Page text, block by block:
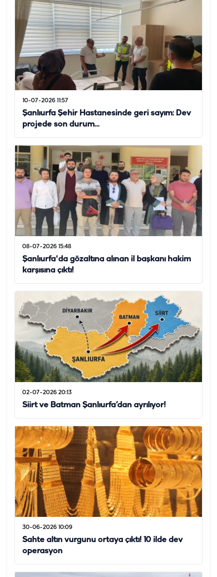
10-07-2026 11:57
Şanlıurfa Şehir Hastanesinde geri sayım: Dev
projede son durum…
08-07-2026 15:48
Şanlıurfa'da gözaltına alınan il başkanı hakim
karşısına çıktı!
02-07-2026 20:13
Siirt ve Batman Şanlıurfa’dan ayrılıyor!
30-06-2026 10:09
Sahte altın vurgunu ortaya çıktı! 10 ilde dev
operasyon